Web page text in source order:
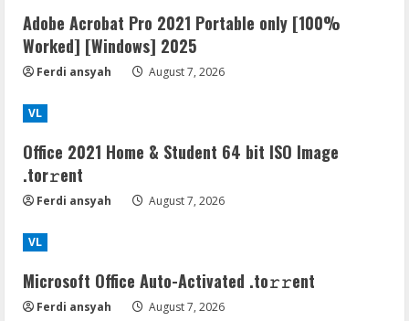
Adobe Acrobat Pro 2021 Portable only [100%
Worked] [Windows] 2025
Ferdi ansyah August 7, 2026
VL
Office 2021 Home & Student 64 bit ISO Image
.tоr𝚛еnt
Ferdi ansyah August 7, 2026
VL
Microsoft Office Auto-Activated .tо𝚛𝚛еnt
Ferdi ansyah August 7, 2026